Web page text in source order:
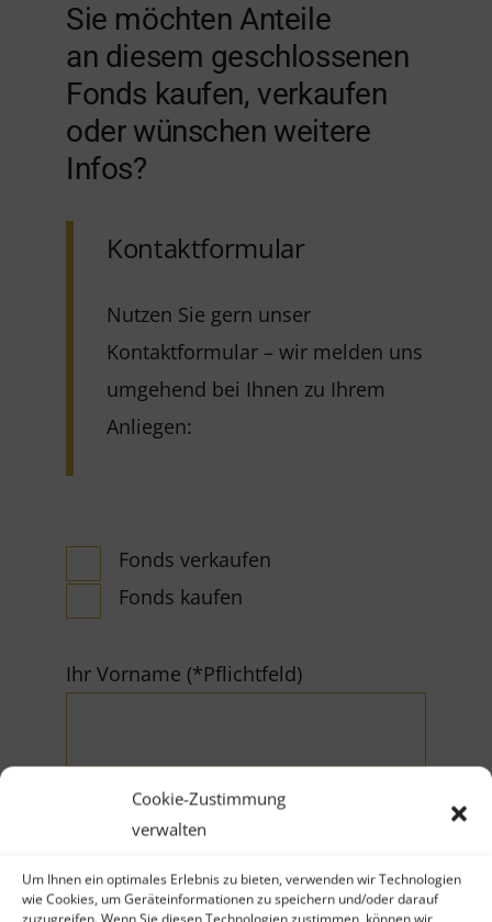
Cookie-Zustimmung
verwalten
Um Ihnen ein optimales Erlebnis zu bieten, verwenden wir Technologien
wie Cookies, um Geräteinformationen zu speichern und/oder darauf
zuzugreifen. Wenn Sie diesen Technologien zustimmen, können wir
Sie möchten Anteile
an diesem geschlossenen
Fonds kaufen, verkaufen
oder wünschen weitere
Infos?
Kontaktformular
Nutzen Sie gern unser
Kontaktformular – wir melden uns
umgehend bei Ihnen zu Ihrem
Anliegen:
Fonds verkaufen
Fonds kaufen
Ihr Vorname (*Pflichtfeld)